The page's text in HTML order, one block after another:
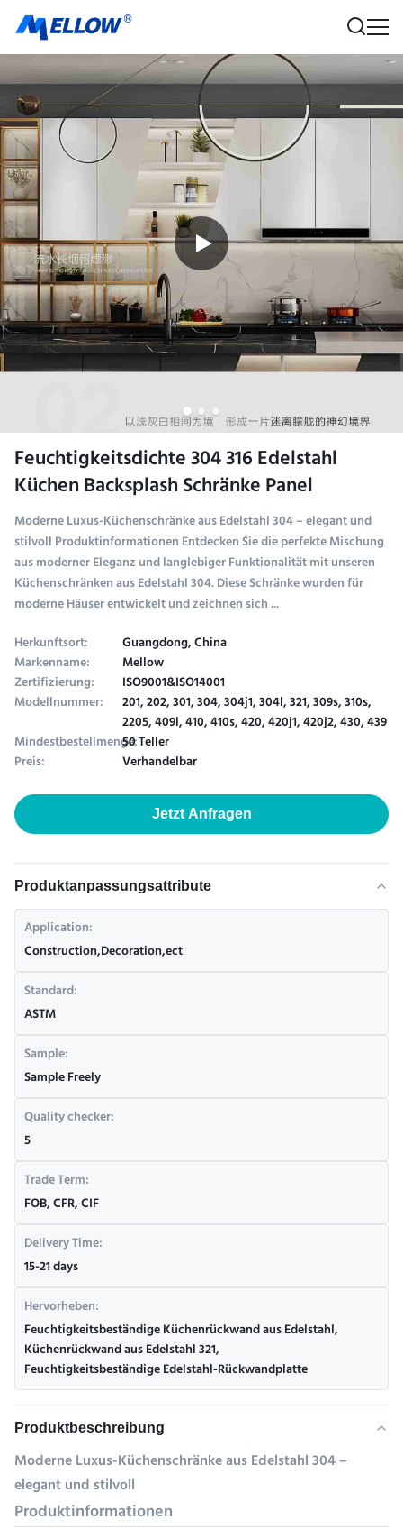
Feuchtigkeitsdichte 304 316 Edelstahl
Küchen Backsplash Schränke Panel
Moderne Luxus-Küchenschränke aus Edelstahl 304 – elegant und
stilvoll Produktinformationen Entdecken Sie die perfekte Mischung
aus moderner Eleganz und langlebiger Funktionalität mit unseren
Küchenschränken aus Edelstahl 304. Diese Schränke wurden für
moderne Häuser entwickelt und zeichnen sich ...
Herkunftsort:
Guangdong, China
Markenname: Mellow
Zertifizierung: ISO9001&ISO14001
Modellnummer: 201, 202, 301, 304, 304j1, 304l, 321, 309s, 310s,
2205, 409l, 410, 410s, 420, 420j1, 420j2, 430, 439
Mindestbestellmenge:50 Teller
Preis: Verhandelbar
Jetzt Anfragen
Produktanpassungsattribute
Application:
Construction,Decoration,ect
Standard:
ASTM
Sample:
Sample Freely
Quality checker:
5
Trade Term:
FOB, CFR, CIF
Delivery Time:
15-21 days
Hervorheben:
Feuchtigkeitsbeständige Küchenrückwand aus Edelstahl,
Küchenrückwand aus Edelstahl 321,
Feuchtigkeitsbeständige Edelstahl-Rückwandplatte
Produktbeschreibung
Moderne Luxus-Küchenschränke aus Edelstahl 304 –
elegant und stilvoll
Produktinformationen